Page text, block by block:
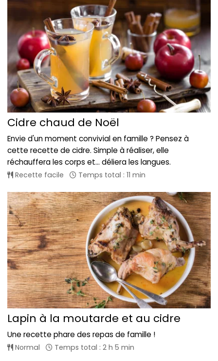
Cidre chaud de Noël
Envie d'un moment convivial en famille ? Pensez à
cette recette de cidre. Simple à réaliser, elle
réchauffera les corps et... déliera les langues.
Recette facile Temps total : 11 min
Lapin à la moutarde et au cidre
Une recette phare des repas de famille !
Normal Temps total : 2 h 5 min